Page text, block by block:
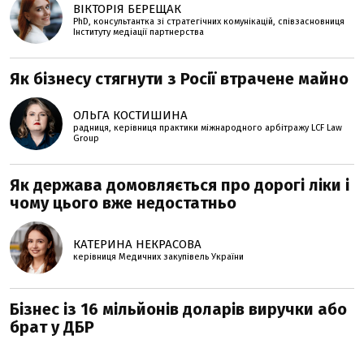
ВІКТОРІЯ БЕРЕЩАК
PhD, консультантка зі стратегічних комунікацій, співзасновниця
Інституту медіації партнерства
Як бізнесу стягнути з Росії втрачене майно
ОЛЬГА КОСТИШИНА
радниця, керівниця практики міжнародного арбітражу LCF Law
Group
Як держава домовляється про дорогі ліки і
чому цього вже недостатньо
КАТЕРИНА НЕКРАСОВА
керівниця Медичних закупівель України
Бізнес із 16 мільйонів доларів виручки або
брат у ДБР